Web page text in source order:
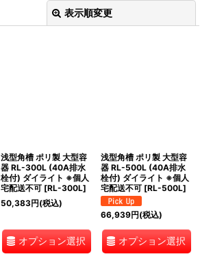
表示順変更
浅型角槽 ポリ製 大型容
器 RL-300L (40A排水
栓付) ダイライト ※個人
宅配送不可 [RL-300L]
50,383円(税込)
オプション選択
浅型角槽 ポリ製 大型容
器 RL-500L (40A排水
栓付) ダイライト ※個人
宅配送不可 [RL-500L]
66,939円(税込)
オプション選択